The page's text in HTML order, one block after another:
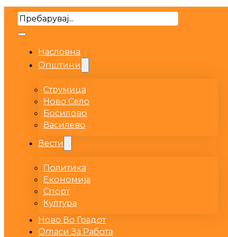
Search
Насловна
Општини
Струмица
Ново Село
Босилово
Василево
Вести
Политика
Економија
Спорт
Култура
Ново Во Градот
Огласи За Работа